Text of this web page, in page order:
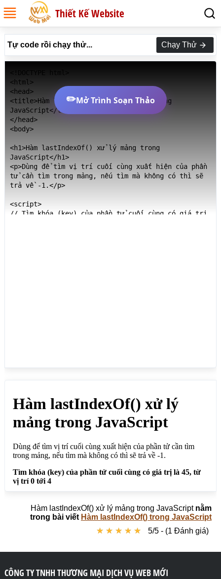
Thiết Kế Website
Tự code rồi chạy thử... Chạy Thử
<html>
<head>
<title>Hàm lastIndexOf() xử lý mảng trong
JavaScript</title>
</head>
<body>
<h1>Hàm lastIndexOf() xử lý mảng trong
JavaScript</h1>
<p>Dùng để tìm vị trí cuối cùng xuất hiện của phần
tử cần tìm trong mảng, nếu tìm mà không có thì sẽ
trả về -1.</p>
<script>
// Tìm khóa (key) của phần tử cuối cùng có giá trị
<br>");
var mang  = [10,20,45,35,45,30];
document.write(mang.lastIndexOf(45)+"<br>"); // Kết
quả: 4
// Tìm khóa (key) của phần tử cuối cùng có giá trị
là 455, tìm trong toàn mảng
cùng có giá trị là 455, tìm trong toàn mảng</b>
<br>");
document.write(mang.lastIndexOf(455)); // Kết quả:
-1 vì không tìm thấy phần tử có giá trị 455
</html>
✏️Mở Trình Soạn Thảo
Hàm lastIndexOf() xử lý mảng trong JavaScript nằm
trong bài viết Hàm lastIndexOf() trong JavaScript
★ ★ ★ ★ ★
★ ★ ★ ★ ★ 5/5 - (1 Đánh giá)
CÔNG TY TNHH THƯƠNG MẠI DỊCH VỤ WEB MỚI